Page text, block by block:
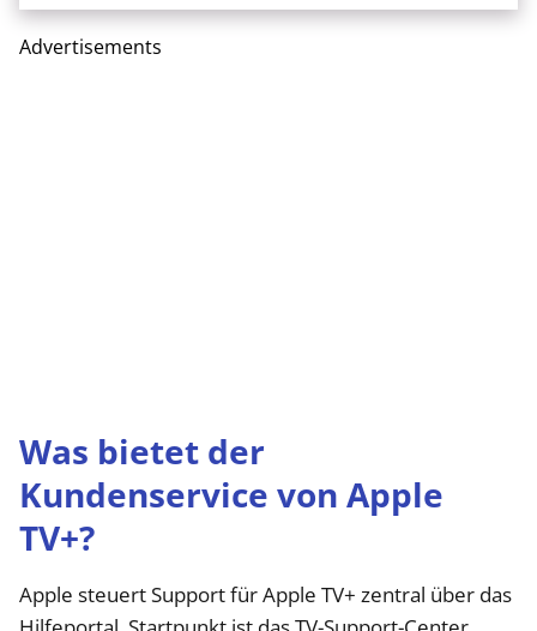
Advertisements
Was bietet der
Kundenservice von Apple
TV+?
Apple steuert Support für Apple TV+ zentral über das